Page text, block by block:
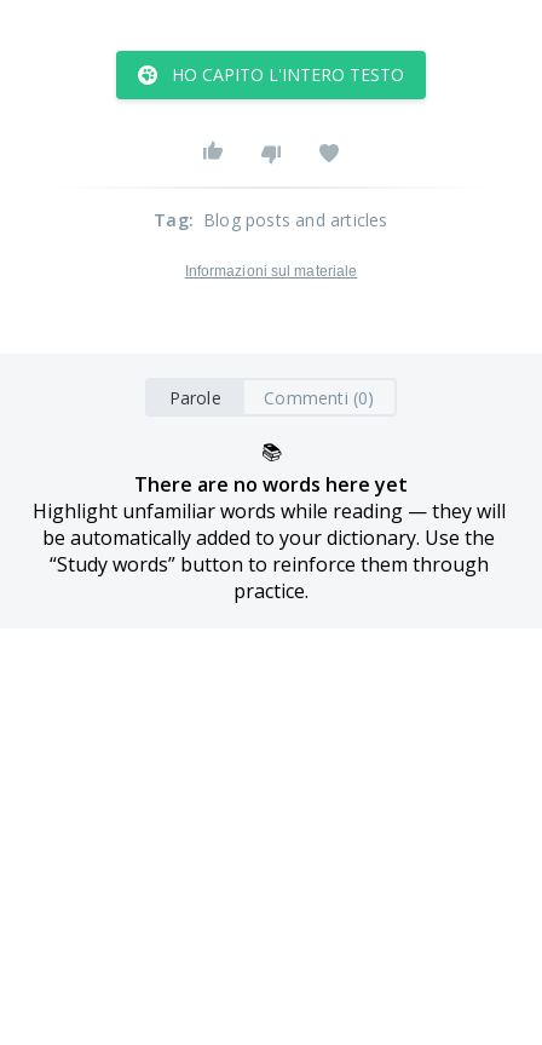
HO CAPITO L'INTERO TESTO
Tag: Blog posts and articles
Informazioni sul materiale
Parole Commenti (0)
📚
There are no words here yet
Highlight unfamiliar words while reading — they will
be automatically added to your dictionary. Use the
“Study words” button to reinforce them through
practice.